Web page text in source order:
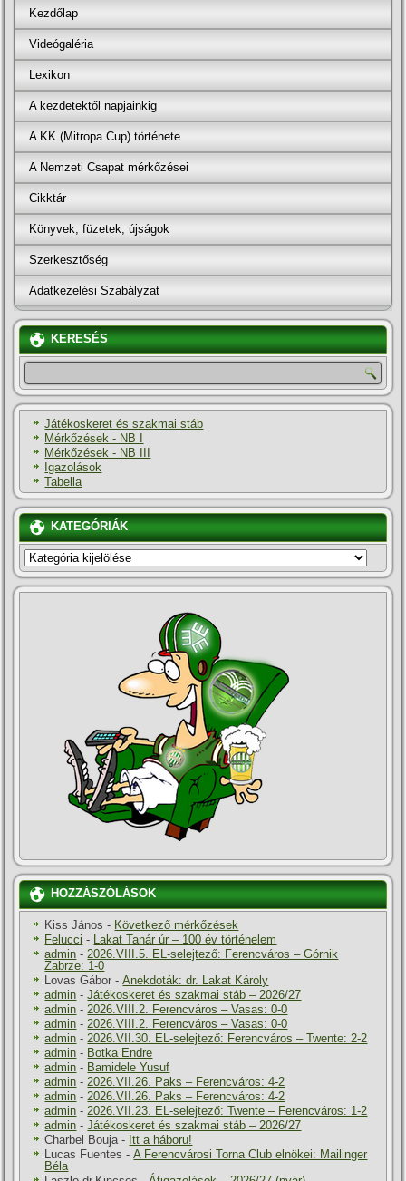
Kezdőlap
Videógaléria
Lexikon
A kezdetektől napjainkig
A KK (Mitropa Cup) története
A Nemzeti Csapat mérkőzései
Cikktár
Könyvek, füzetek, újságok
Szerkesztőség
Adatkezelési Szabályzat
KERESÉS
Játékoskeret és szakmai stáb
Mérkőzések - NB I
Mérkőzések - NB III
Igazolások
Tabella
KATEGÓRIÁK
KATEGÓRIÁK
HOZZÁSZÓLÁSOK
Kiss János - Következő mérkőzések
Felucci - Lakat Tanár úr – 100 év történelem
admin -2026.VIII.5. EL-selejtező: Ferencváros – Górnik
Zabrze: 1-0
Lovas Gábor -Anekdoták: dr. Lakat Károly
admin -Játékoskeret és szakmai stáb – 2026/27
admin -2026.VIII.2. Ferencváros – Vasas: 0-0
admin -2026.VIII.2. Ferencváros – Vasas: 0-0
admin -2026.VII.30. EL-selejtező: Ferencváros – Twente: 2-2
admin - Botka Endre
admin - Bamidele Yusuf
admin -2026.VII.26. Paks – Ferencváros: 4-2
admin -2026.VII.26. Paks – Ferencváros: 4-2
admin -2026.VII.23. EL-selejtező: Twente – Ferencváros: 1-2
admin -Játékoskeret és szakmai stáb – 2026/27
Charbel Bouja- Itt a háboru!
Lucas Fuentes -A Ferencvárosi Torna Club elnökei: Mailinger
Béla